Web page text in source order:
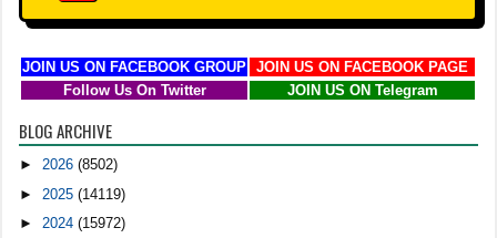
JOIN US ON FACEBOOK GROUP
JOIN US ON FACEBOOK PAGE
Follow Us On Twitter
JOIN US ON Telegram
BLOG ARCHIVE
►2026(8502)
► 2025(14119)
► 2024(15972)